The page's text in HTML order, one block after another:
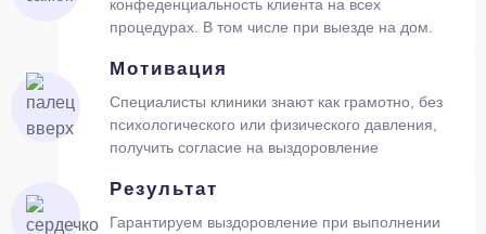
конфеденциальность клиента на всех
процедурах. В том числе при выезде на дом.
Мотивация
Специалисты клиники знают как грамотно, без
психологического или физического давления,
получить согласие на выздоровление
Результат
Гарантируем выздоровление при выполнении